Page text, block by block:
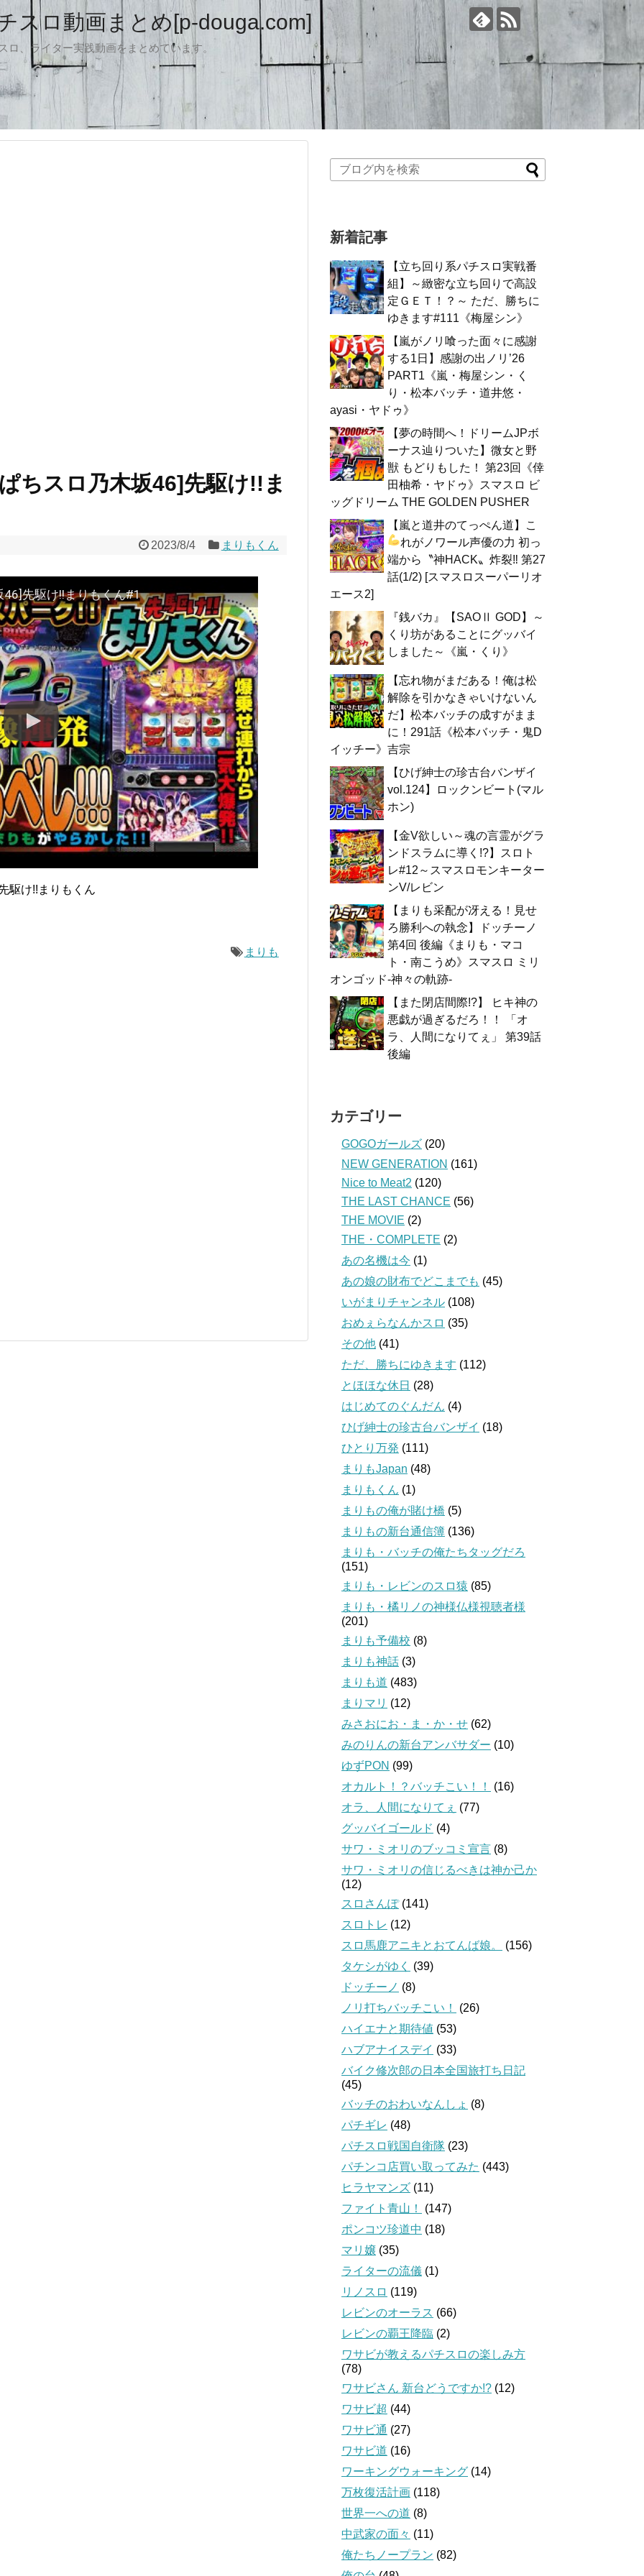
スロ動画まとめ[p-douga.com]
、ライター実践動画をまとめています。
ちスロ乃木坂46]先駆け!!ま
2023/8/4 まりもくん
46]先駆け!!まりもくん#1
駆け!!まりもくん
まりも
新着記事
【立ち回り系パチスロ実戦番
組】～緻密な立ち回りで高設
定ＧＥＴ！？～ ただ、勝ちに
ゆきます#111《梅屋シン》
【嵐がノリ喰った面々に感謝
する1日】感謝の出ノリ’26
PART1《嵐・梅屋シン・く
り・松本バッチ・道井悠・
ayasi・ヤドゥ》
【夢の時間へ！ドリームJPボ
ーナス辿りついた】微女と野
獣 もどりもした！ 第23回《倖
田柚希・ヤドゥ》スマスロ ビ
ッグドリーム THE GOLDEN PUSHER
【嵐と道井のてっぺん道】こ
れがノワール声優の力 初っ
端から〝神HACK〟炸裂‼ 第27
話(1/2) [スマスロスーパーリオ
エース2]
『銭バカ』【SAOⅡ GOD】～
くり坊があることにグッバイ
しました～《嵐・くり》
【忘れ物がまだある！俺は松
解除を引かなきゃいけないん
だ】松本バッチの成すがまま
に！291話《松本バッチ・鬼D
イッチー》吉宗
【ひげ紳士の珍古台バンザイ
vol.124】ロックンビート(マル
ホン)
【金V欲しい～魂の言霊がグラ
ンドスラムに導く!?】スロト
レ#12～スマスロモンキーター
ンV/レビン
【まりも采配が冴える！見せ
ろ勝利への執念】ドッチーノ
第4回 後編《まりも・マコ
ト・南こうめ》スマスロ ミリ
オンゴッド-神々の軌跡-
【また閉店間際!?】 ヒキ神の
悪戯が過ぎるだろ！！ 「オ
ラ、人間になりてぇ」 第39話
後編
カテゴリー
GOGOガールズ (20)
NEW GENERATION (161)
Nice to Meat2 (120)
THE LAST CHANCE (56)
THE MOVIE (2)
THE・COMPLETE (2)
あの名機は今 (1)
あの娘の財布でどこまでも (45)
いがまりチャンネル (108)
おめぇらなんかスロ (35)
その他 (41)
ただ、勝ちにゆきます (112)
とほほな休日 (28)
はじめてのぐんだん (4)
ひげ紳士の珍古台バンザイ (18)
ひとり万発 (111)
まりもJapan (48)
まりもくん (1)
まりもの俺が賭け橋 (5)
まりもの新台通信簿 (136)
まりも・バッチの俺たちタッグだろ
(151)
まりも・レビンのスロ猿 (85)
まりも・橘リノの神様仏様視聴者様
(201)
まりも予備校 (8)
まりも神話 (3)
まりも道 (483)
まりマリ (12)
みさおにお・ま・か・せ (62)
みのりんの新台アンバサダー (10)
ゆずPON (99)
オカルト！？バッチこい！！
(16)
オラ、人間になりてぇ (77)
グッバイゴールド (4)
サワ・ミオリのブッコミ宣言 (8)
サワ・ミオリの信じるべきは神か己か
(12)
スロさんぽ(141)
スロトレ (12)
スロ馬鹿アニキとおてんば娘。
(156)
タケシがゆく
(39)
ドッチーノ (8)
ノリ打ちバッチこい！
(26)
ハイエナと期待値 (53)
ハブアナイスデイ (33)
バイク修次郎の日本全国旅打ち日記
(45)
バッチのおわいなんしょ (8)
パチギレ (48)
パチスロ戦国自衛隊 (23)
パチンコ店買い取ってみた (443)
ヒラヤマンズ (11)
ファイト青山！
(147)
ポンコツ珍道中 (18)
マリ嬢 (35)
ライターの流儀 (1)
リノスロ (119)
レビンのオーラス (66)
レビンの覇王降臨 (2)
ワサビが教えるパチスロの楽しみ方
(78)
ワサビさん 新台どうですか!? (12)
ワサビ超 (44)
ワサビ通 (27)
ワサビ道 (16)
ワーキングウォーキング (14)
万枚復活計画 (118)
世界一への道 (8)
中武家の面々 (11)
俺たちノープラン (82)